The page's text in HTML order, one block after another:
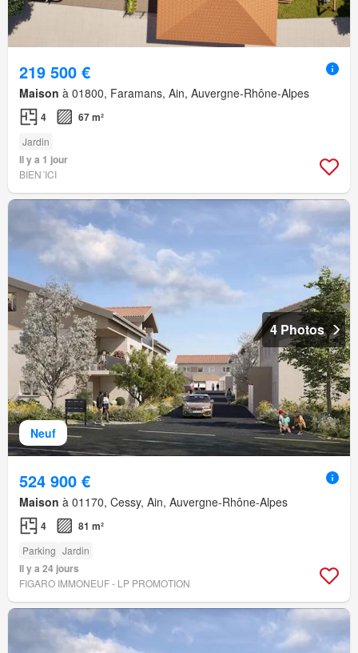
219 500 €
Maison à 01800, Faramans, Ain, Auvergne-Rhône-Alpes
4 67 m²
Jardin
Il y a 1 jour
BIEN´ICI
Neuf
4 Photos
524 900 €
Maison à 01170, Cessy, Ain, Auvergne-Rhône-Alpes
4 81 m²
Parking Jardin
Il y a 24 jours
FIGARO IMMONEUF - LP PROMOTION